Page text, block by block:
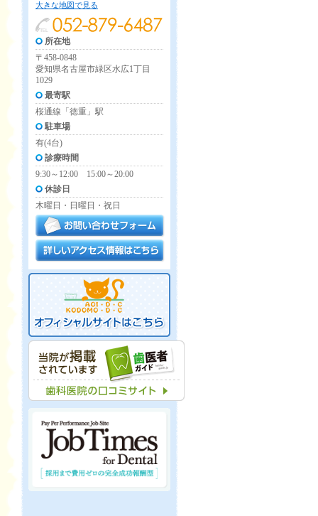
大きな地図で見る
所在地
〒458-0848
愛知県名古屋市緑区水広1丁目
1029
最寄駅
桜通線「徳重」駅
駐車場
有(4台)
診療時間
9:30～12:00 15:00～20:00
休診日
木曜日・日曜日・祝日